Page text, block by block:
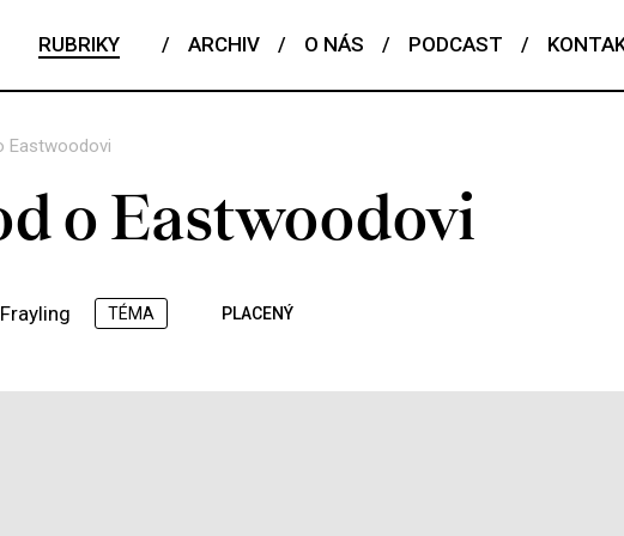
RUBRIKY / ARCHIV / O NÁS / PODCAST /
Eastwoodovi
o Eastwoodovi
TÉMA PLACENÝ